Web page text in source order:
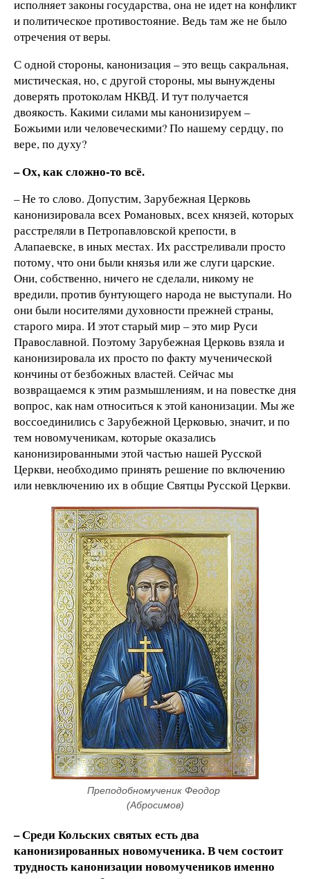
исполняет законы государства, она не идет на конфликт
и политическое противостояние. Ведь там же не было
отречения от веры.
С одной стороны, канонизация – это вещь сакральная,
мистическая, но, с другой стороны, мы вынуждены
доверять протоколам НКВД. И тут получается
двоякость. Какими силами мы канонизируем –
Божьими или человеческими? По нашему сердцу, по
вере, по духу?
– Ох, как сложно-то всё.
– Не то слово. Допустим, Зарубежная Церковь
канонизировала всех Романовых, всех князей, которых
расстреляли в Петропавловской крепости, в
Алапаевске, в иных местах. Их расстреливали просто
потому, что они были князья или же слуги царские.
Они, собственно, ничего не сделали, никому не
вредили, против бунтующего народа не выступали. Но
они были носителями духовности прежней страны,
старого мира. И этот старый мир – это мир Руси
Православной. Поэтому Зарубежная Церковь взяла и
канонизировала их просто по факту мученической
кончины от безбожных властей. Сейчас мы
возвращаемся к этим размышлениям, и на повестке дня
вопрос, как нам относиться к этой канонизации. Мы же
воссоединились с Зарубежной Церковью, значит, и по
тем новомученикам, которые оказались
канонизированными этой частью нашей Русской
Церкви, необходимо принять решение по включению
или невключению их в общие Святцы Русской Церкви.
Преподобномученик Феодор
(Абросимов)
– Среди Кольских святых есть два
канонизированных новомученика. В чем состоит
трудность канонизации новомучеников именно